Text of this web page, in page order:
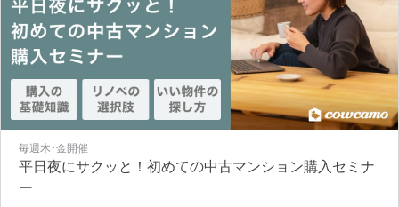
毎週木･金開催
平日夜にサクッと！初めての中古マンション購入セミナ
ー